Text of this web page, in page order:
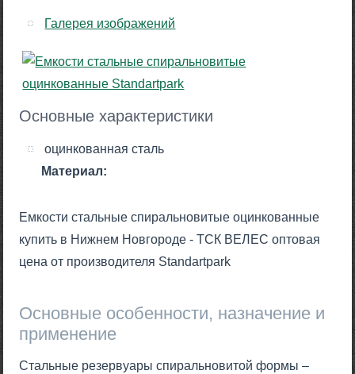
Галерея изображений
Основные характеристики
Материал:
оцинкованная сталь
Емкости стальные спиральновитые оцинкованные
купить в Нижнем Новгороде - ТСК ВЕЛЕС оптовая
цена от производителя Standartpark
Основные особенности, назначение и
применение
Стальные резервуары спиральновитой формы –